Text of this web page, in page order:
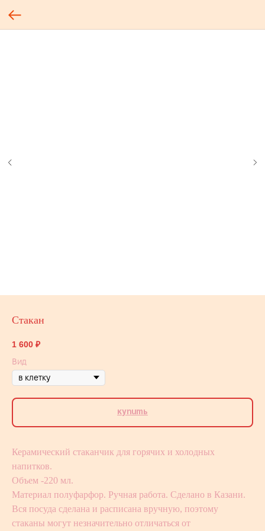
Стакан
1 600 ₽
Вид
Купить
Керамический стаканчик для горячих и холодных
напитков.
Объем -220 мл.
Материал полуфарфор. Ручная работа. Сделано в Казани.
Вся посуда сделана и расписана вручную, поэтому
стаканы могут незначительно отличаться от